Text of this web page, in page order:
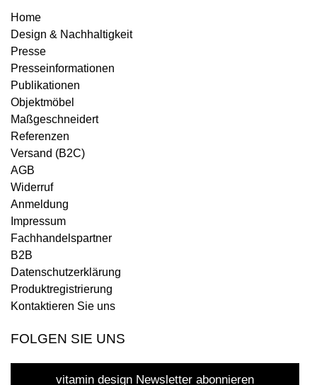
Home
Design & Nachhaltigkeit
Presse
Presseinformationen
Publikationen
Objektmöbel
Maßgeschneidert
Referenzen
Versand (B2C)
AGB
Widerruf
Anmeldung
Impressum
Fachhandelspartner
B2B
Datenschutzerklärung
Produktregistrierung
Kontaktieren Sie uns
FOLGEN SIE UNS
vitamin design Newsletter abonnieren